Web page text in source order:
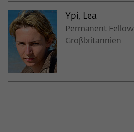
Ypi, Lea
Permanent Fellow
Großbritannien